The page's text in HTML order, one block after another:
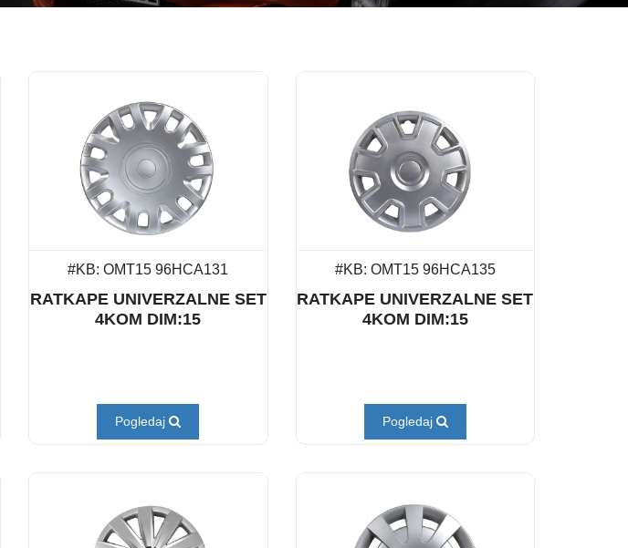
#KB: OMT15 96HCA131
RATKAPE UNIVERZALNE SET
4KOM DIM:15
Pogledaj
#KB: OMT15 96HCA135
RATKAPE UNIVERZALNE SET
4KOM DIM:15
Pogledaj